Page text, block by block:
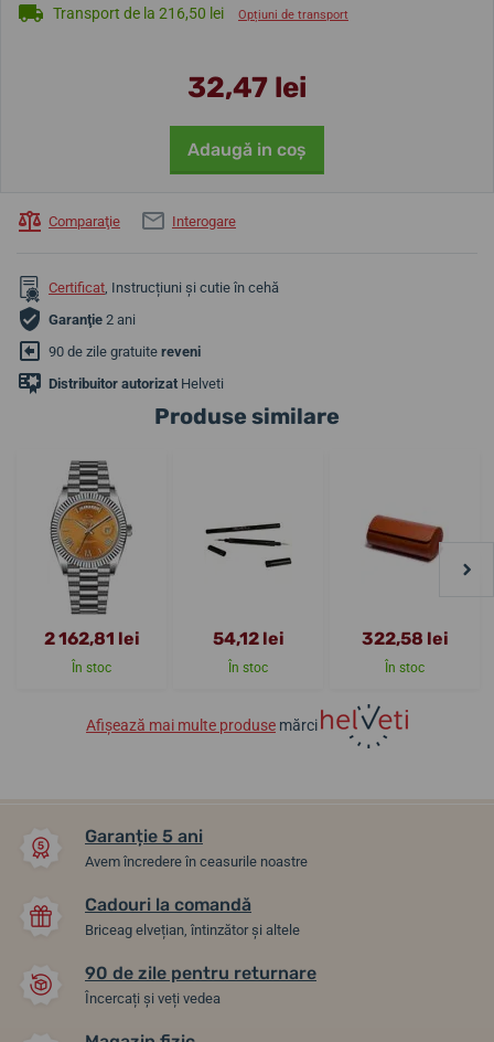
Transport de la 216,50 lei Opțiuni de transport
32,47 lei
Adaugă in coş
Comparaţie Interogare
Certificat, Instrucțiuni și cutie în cehă
Garanţie 2 ani
90 de zile gratuite reveni
Distribuitor autorizat Helveti
Produse similare
2 162,81 lei
În stoc
54,12 lei
În stoc
322,58 lei
În stoc
Afișează mai multe produse mărci
Garanție 5 ani
Avem încredere în ceasurile noastre
Cadouri la comandă
Briceag elvețian, întinzător și altele
90 de zile pentru returnare
Încercați și veți vedea